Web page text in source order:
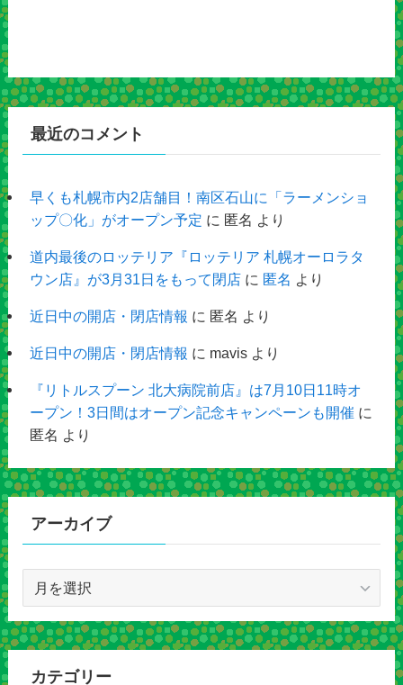
最近のコメント
早くも札幌市内2店舗目！南区石山に「ラーメンショ
ップ〇化」がオープン予定 に 匿名 より
道内最後のロッテリア『ロッテリア 札幌オーロラタ
ウン店』が3月31日をもって閉店に 匿名 より
近日中の開店・閉店情報 に 匿名 より
近日中の開店・閉店情報 に mavisより
『リトルスプーン 北大病院前店』は7月10日11時オ
ープン！3日間はオープン記念キャンペーンも開催 に
匿名 より
アーカイブ
カ
イ
カテゴリー